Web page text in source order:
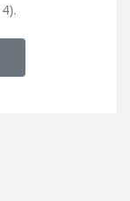
IBU JIKA MAHU
MENJADI